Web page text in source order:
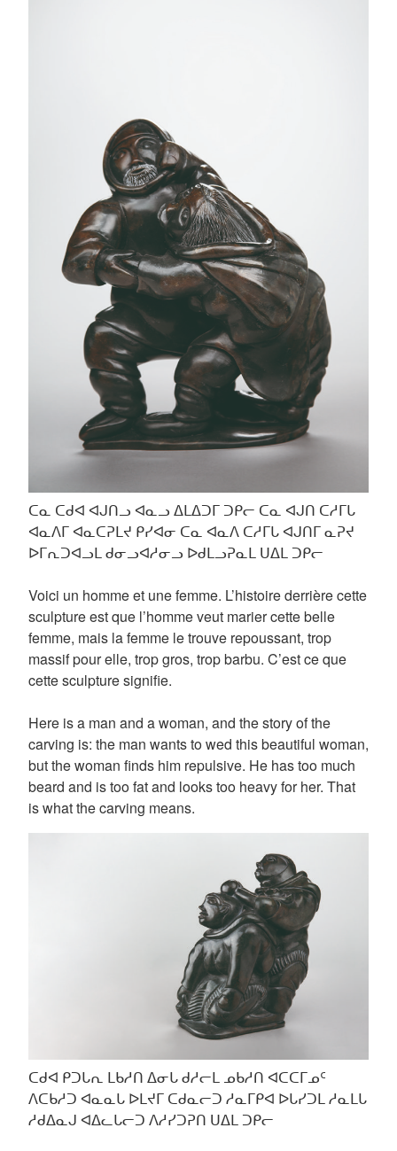
ᑕᓇ ᑕᑯᐊ ᐊᒍᑎᓗ ᐊᓇᓗ ᐃᒪᐃᑐᒥ ᑐᑭᓕ ᑕᓇ ᐊᒍᑎ ᑕᓱᒥᒐ
ᐊᓇᐱᒥ ᐊᓇᑕᕈᒪᔪ ᑭᓯᐊᓂ ᑕᓇ ᐊᓇᐱ ᑕᓱᒥᒐ ᐊᒍᑎᒥ ᓇᕈᔪ
ᐅᒥᕆᑐᐊᓗᒪ ᑯᓂᓗᐊᓱᓂᓗ ᐅᑯᒪᓗᕈᓇᒪ ᑌᐃᒪ ᑐᑭᓕ
Voici un homme et une femme. L’histoire derrière cette
sculpture est que l’homme veut marier cette belle
femme, mais la femme le trouve repoussant, trop
massif pour elle, trop gros, trop barbu. C’est ce que
cette sculpture signifie.
Here is a man and a woman, and the story of the
carving is: the man wants to wed this beautiful woman,
but the woman finds him repulsive. He has too much
beard and is too fat and looks too heavy for her. That
is what the carving means.
ᑕᑯᐊ ᑭᑐᒐᕆ ᒪᑲᓱᑎ ᐃᓂᒐ ᑯᓱᓕᒪ ᓄᑲᓱᑎ ᐊᑕᑕᒥᓄᑦ
ᐱᑕᑲᓱᑐ ᐊᓇᓇᒐ ᐅᒪᔪᒥ ᑕᑯᓇᓕᑐ ᓱᓇᒥᑭᐊ ᐅᒐᓯᑐᒪ ᓱᓇᒪᒐ
ᓱᑯᐃᓇᒍ ᐊᐃᓚᒐᓕᑐ ᐱᓱᓯᑐᕈᑎ ᑌᐃᒪ ᑐᑭᓕ